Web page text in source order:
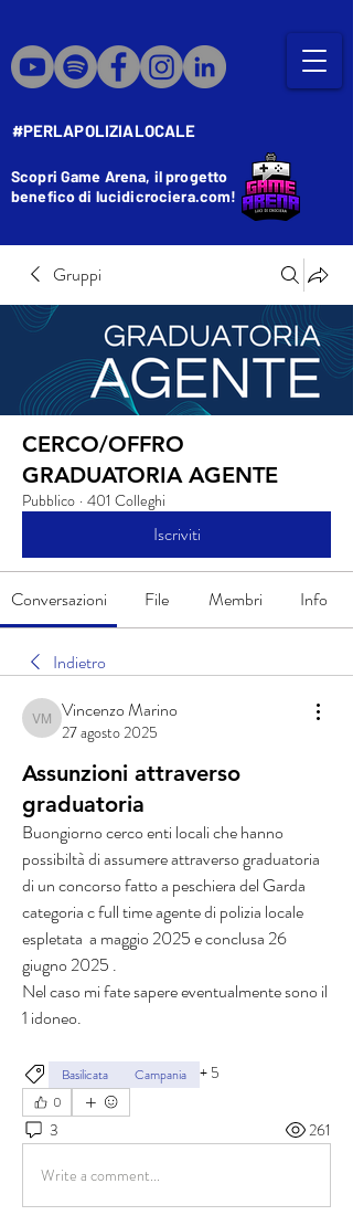
#PERLAPOLIZIALOCALE
Scopri Game Arena, il progetto
benefico di lucidicrociera.com!
Gruppi
CERCO/OFFRO
GRADUATORIA AGENTE
Pubblico · 401 Colleghi
Iscriviti
Conversazioni File Membri Info
Indietro
Vincenzo Marino
Vincenzo Marino
27 agosto 2025
Assunzioni attraverso
graduatoria
Buongiorno cerco enti locali che hanno
possibiltà di assumere attraverso graduatoria
di un concorso fatto a peschiera del Garda
categoria c full time agente di polizia locale
espletata  a maggio 2025 e conclusa 26
giugno 2025 .
Nel caso mi fate sapere eventualmente sono il
1 idoneo.
Basilicata Campania + 5
0
3 261
Write a comment...